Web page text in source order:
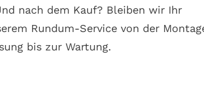
nach dem Kauf? Bleiben wir Ihr
Rundum-Service von der
bis zur Wartung.